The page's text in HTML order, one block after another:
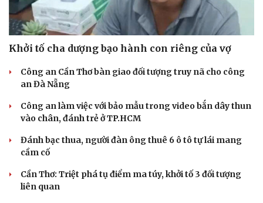
Khởi tố cha dượng bạo hành con riêng của vợ
Công an Cần Thơ bàn giao đối tượng truy nã cho công
an Đà Nẵng
Công an làm việc với bảo mẫu trong video bắn dây thun
vào chân, đánh trẻ ở TP.HCM
Đánh bạc thua, người đàn ông thuê 6 ô tô tự lái mang
cầm cố
Cần Thơ: Triệt phá tụ điểm ma túy, khởi tố 3 đối tượng
liên quan